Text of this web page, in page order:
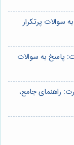
پرتکرار
پاسخ به سوالات
راهنمای جامع،